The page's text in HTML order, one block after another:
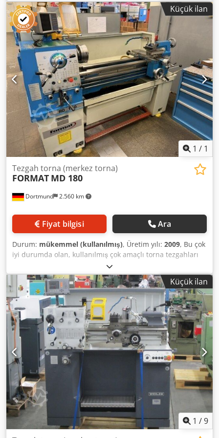
Puntalar arası mesafe: 650 mm Mil deliği: 54 mm
Kademesiz ayarlanabilir devir: 14-2500 dev/dak Arka punta
konikliği: MK5, soğutma sistemi, hızlı diş çekme aparatı
FAGOR NUP 300 TS-RS dijital gösterge. 1 x RÖHM üç çeneli
ayna, 5 konumlu tambur dayama, içi boş mil dayama,
makine lambası, 1 x PARAT 4’lü taret kafa, 4 x PARAT
değiştirilebilir takım tutucu, kuyruklu döner punta ve hızlı
sıkmalı matkap ucu. Dsdsx Hrumspfx Amusck Makine şu
anda 71334 Waiblingen-Beinstein’daki stoklarımızda
mevcuttur ve hemen teslim edilebilir. Makinanın
incelenmesi önceden randevu ile mümkündür.
Küçük ilan
1 / 1
Dortmund 2.560 km
Tezgah torna (merkez torna)
FORMAT MD 180
Fiyat bilgisi Ara
Durum: mükemmel (kullanılmış), Üretim yılı: 2009, Bu çok
iyi durumda olan, kullanılmış çok amaçlı torna tezgahları
bir eğitim merkezinden gelmektedir ve yeniden
yapılandırma nedeniyle satılmaktadır. Aynı modelden 3
adet bulunmaktadır. Tepe yüksekliği: 180 mm Dodpfx
Asziuybjmujck Tepe mesafesi: 1000 mm Yatak üzerinde
dönme çapı: 360 mm Kaydırmalı kızak üzerinde dönme
çapı: 250 mm Yatak genişliği: 190 mm Mil deliği: 42 mm Mil
tutucu DIN 55027: Boyut 5 Devir aralığı, 16 kademe: 33 –
2000 dev/dak İlerleme, 13 adet boyuna: 0,03 – 0,4 mm/dev
Aynı şekilde, 13 adet enine: 0,01 – 0,13 mm/dev 27 metrik
diş: 0,2 – 7 mm 36 Whitworth diş: 4 – 72 diş/inç 18 modül
diş: 0,3 – 3,5 modül 21 diyagonal diş: 8 – 44 pitch Sabit
punta tutucu: MK 3 Tahrik gücü: 2,25 / 3,75 kW Makine
boyutları U x G x Y: 2000 x 1000 x 1550 mm Ağırlık: 1100 kg
Aksesuarlar / Özel özellikler: • 3 eksenli dijital gösterge RSF
• 3 çeneli mengene, çap 200 mm • Hızlı değiştirme tutucu
sistemi „Multifix“, boyut B • Mengene kılıfı, katlanabilir,
elektrikle emniyetli • Büyük talaş toplama bölmesi •
Küçük ilan
1 /9